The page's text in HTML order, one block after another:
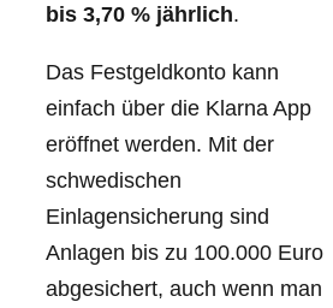
bis 3,70 % jährlich.
Das Festgeldkonto kann
einfach über die Klarna App
eröffnet werden. Mit der
schwedischen
Einlagensicherung sind
Anlagen bis zu 100.000 Euro
abgesichert, auch wenn man